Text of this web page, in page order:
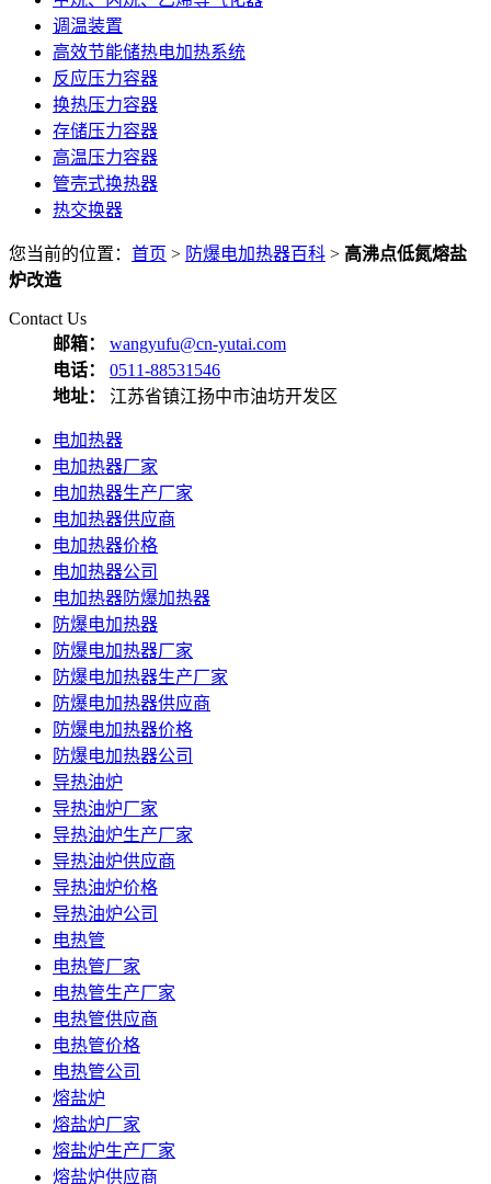
调温装置
高效节能储热电加热系统
反应压力容器
换热压力容器
存储压力容器
高温压力容器
管壳式换热器
热交换器
您当前的位置： 首页 > 防爆电加热器百科 > 高沸点低氮熔盐
炉改造
Contact Us
邮箱：
wangyufu@cn-yutai.com
电话：
0511-88531546
地址：
江苏省镇江扬中市油坊开发区
电加热器
电加热器厂家
电加热器生产厂家
电加热器供应商
电加热器价格
电加热器公司
电加热器防爆加热器
防爆电加热器
防爆电加热器厂家
防爆电加热器生产厂家
防爆电加热器供应商
防爆电加热器价格
防爆电加热器公司
导热油炉
导热油炉厂家
导热油炉生产厂家
导热油炉供应商
导热油炉价格
导热油炉公司
电热管
电热管厂家
电热管生产厂家
电热管供应商
电热管价格
电热管公司
熔盐炉
熔盐炉厂家
熔盐炉生产厂家
熔盐炉供应商